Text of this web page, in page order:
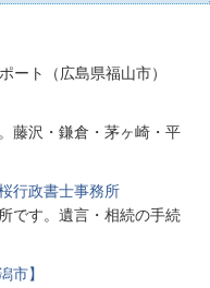
ート（広島県福山市）
藤沢・鎌倉・茅ヶ崎・平
行政書士事務所
です。遺言・相続の手続
市】